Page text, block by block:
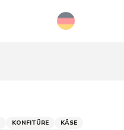
KONFITÜRE
KÄSE